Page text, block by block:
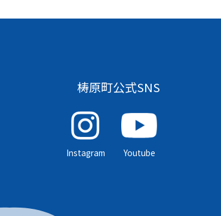
梼原町公式SNS
Instagram Youtube